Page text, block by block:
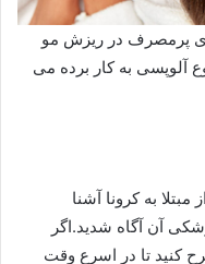
پرمصرف در ریزش مو
آلوپسی به کار برده می
به کرونا آشنا
آن آگاه شدید.اگر
کنید تا در اسرع وقت